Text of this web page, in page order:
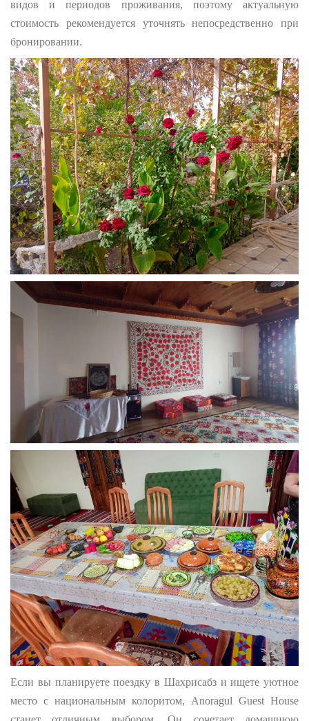
видов и периодов проживания, поэтому актуальную
стоимость рекомендуется уточнять непосредственно при
бронировании.
Если вы планируете поездку в Шахрисабз и ищете уютное
место с национальным колоритом, Anoragul Guest House